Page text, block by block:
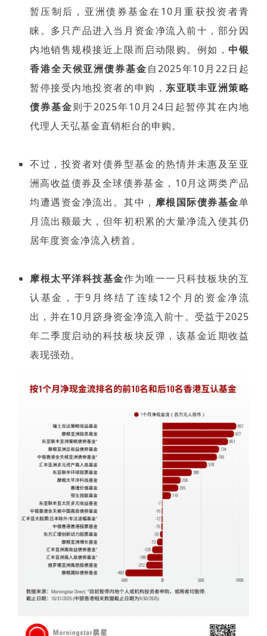
暂压制后，亚洲债券基金在10月重获投资者青
睐。多只产品进入当月资金净流入前十，部分因
内地销售规模接近上限而启动限购。例如， 中银
香港全天候亚洲债券基金自2025年10月22日起
暂停接受内地投资者的申购，东亚联丰亚洲策略
债券基金则于2025年10月24日起暂停其在内地
代理人天弘基金直销柜台的申购。
不过，投资者对债券型基金的热情并未惠及至亚
洲高收益债券及全球债券基金，10月这两类产品
均遭遇资金净流出。其中， 摩根国际债券基金单
月流出额最大，但年初积累的大量净流入使其仍
居年度资金净流入榜首。
摩根太平洋科技基金作为唯一一只科技板块的互
认基金，于9月终结了连续12个月的资金净流
出，并在10月跻身资金净流入前十。受益于2025
年二季度启动的科技板块反弹，该基金近期收益
表现强劲。